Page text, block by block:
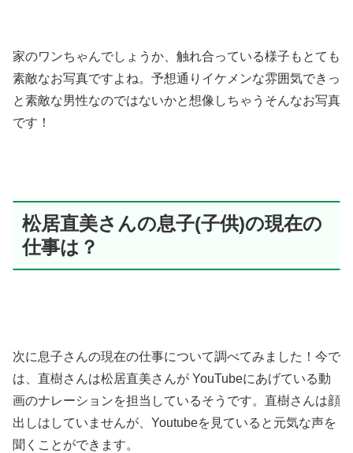
家のワンちゃんでしょうか、触れ合っている様子もとても
素敵なお写真ですよね。予想通りイケメンな雰囲気できっ
と素敵な男性なのではないかと想像しちゃうそんなお写真
です！
松居直美さんの息子(子供)の現在の
仕事は？
次に息子さんの現在の仕事について調べてみました！今で
は、直樹さんは松居直美さんが YouTubeにあげている動
画のナレーションを担当しているそうです。 直樹さんは顔
出しはしていませんが、Youtubeを見ていると元気な声を
聞くことができます。